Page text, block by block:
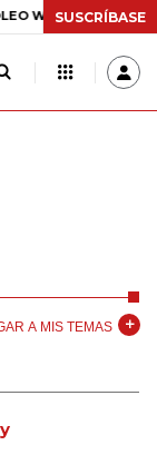
WTI US$ 78,01 US$
SUSCRÍBASE
A MIS TEMAS